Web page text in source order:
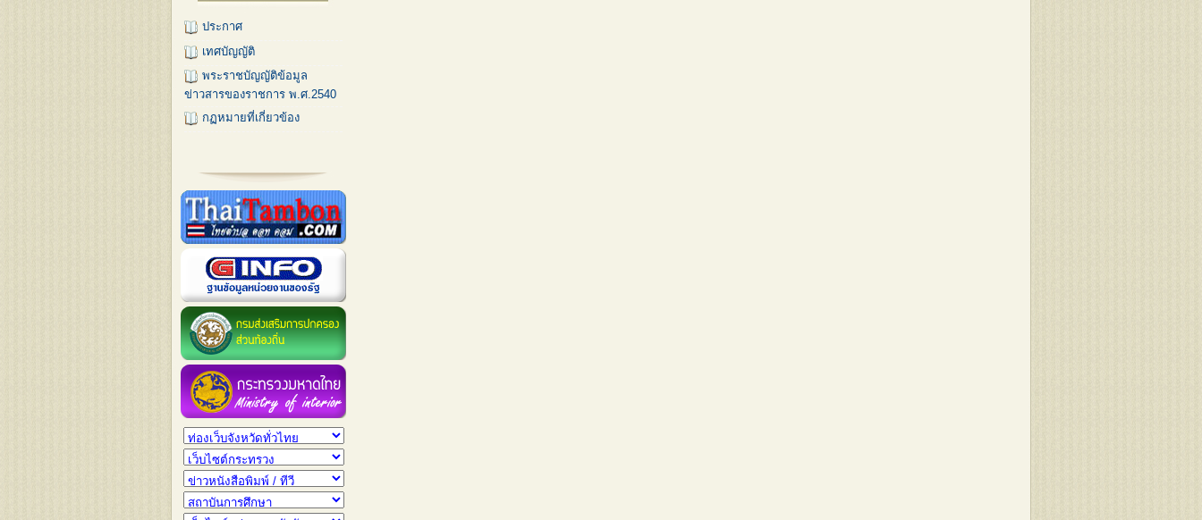
ประกาศ
เทศบัญญัติ
พระราชบัญญัติข้อมูล
ข่าวสารของราชการ พ.ศ.2540
กฏหมายที่เกี่ยวข้อง